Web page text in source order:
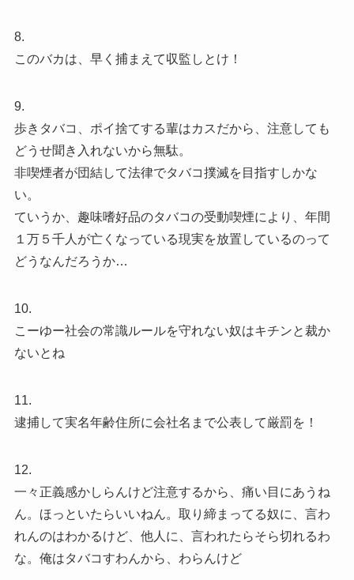
8.
このバカは、早く捕まえて収監しとけ！
9.
歩きタバコ、ポイ捨てする輩はカスだから、注意しても
どうせ聞き入れないから無駄。
非喫煙者が団結して法律でタバコ撲滅を目指すしかな
い。
ていうか、趣味嗜好品のタバコの受動喫煙により、年間
１万５千人が亡くなっている現実を放置しているのって
どうなんだろうか…
10.
こーゆー社会の常識ルールを守れない奴はキチンと裁か
ないとね
11.
逮捕して実名年齢住所に会社名まで公表して厳罰を！
12.
一々正義感かしらんけど注意するから、痛い目にあうね
ん。ほっといたらいいねん。取り締まってる奴に、言わ
れんのはわかるけど、他人に、言われたらそら切れるわ
な。俺はタバコすわんから、わらんけど